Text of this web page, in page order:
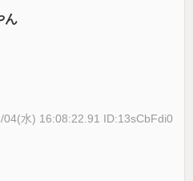
ん
04(水) 16:08:22.91 ID:13sCbFdi0